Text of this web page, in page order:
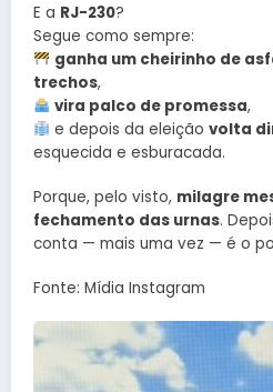
E a RJ-230?
Segue como sempre:
ganha um cheirinho de
trechos,
vira palco de promessa,
e depois da eleiçãovolta
esquecida e esburacada.
Porque, pelo visto, milagre
fechamento das urnas.
conta — mais uma vez — é o
Fonte: Mídia Instagram